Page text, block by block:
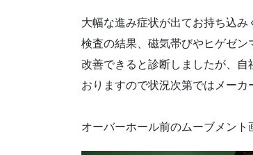
大幅な進み症状が出てお持ち込み
検査の結果、磁気帯びやヒゲゼ
改善できると診断しましたが、
おりますので状況次第ではメーカ
オーバーホール前のムーブメント